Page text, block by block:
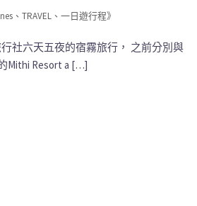
、 TRAVEL 、 一日遊行程》
社六天五夜的宿霧旅行， 之前分別與
Mithi Resort a […]